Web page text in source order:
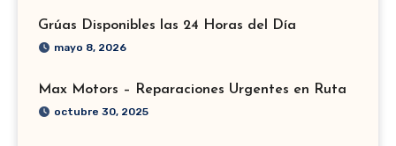
Grúas Disponibles las 24 Horas del Día
mayo 8, 2026
Max Motors – Reparaciones Urgentes en Ruta
octubre 30, 2025